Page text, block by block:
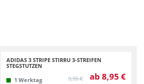
ADIDAS 3 STRIPE STIRRU 3-STREIFEN
STEGSTUTZEN
1 Werktag 9,95 € ab 8,95 €